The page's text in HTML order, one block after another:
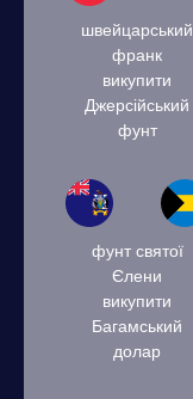
швейцарський
франк
викупити
Джерсійський
фунт
фунт святої
Єлени
викупити
Багамський
долар